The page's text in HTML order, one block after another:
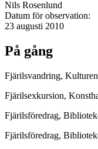
Nils Rosenlund
Datum för observation:
23 augusti 2010
På gång
Fjärilsvandring,
Fjärilsexkursion,
Fjärilsföredrag,
Fjärilsföredrag,